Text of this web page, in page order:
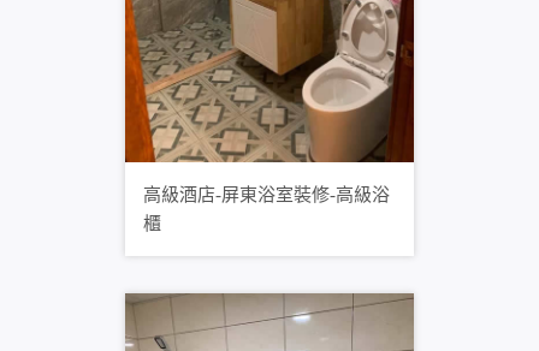
高級酒店-屏東浴室裝修-高級浴
櫃